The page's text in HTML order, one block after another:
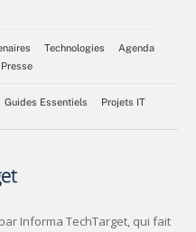
Technologies
Agenda
Guides Essentiels Projets IT